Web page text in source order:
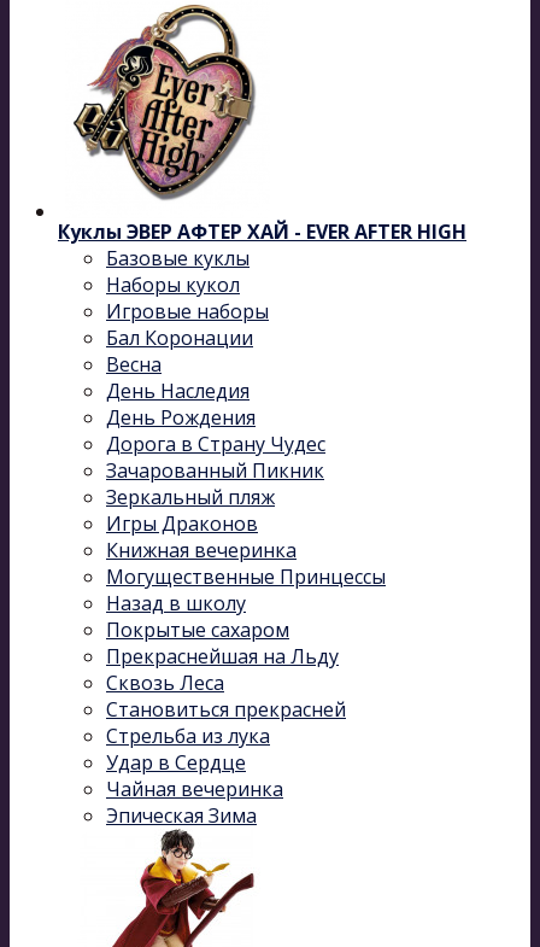
Куклы ЭВЕР АФТЕР ХАЙ - EVER AFTER HIGH
Базовые куклы
Наборы кукол
Игровые наборы
Бал Коронации
Весна
День Наследия
День Рождения
Дорога в Страну Чудес
Зачарованный Пикник
Зеркальный пляж
Игры Драконов
Книжная вечеринка
Могущественные Принцессы
Назад в школу
Покрытые сахаром
Прекраснейшая на Льду
Сквозь Леса
Становиться прекрасней
Стрельба из лука
Удар в Сердце
Чайная вечеринка
Эпическая Зима